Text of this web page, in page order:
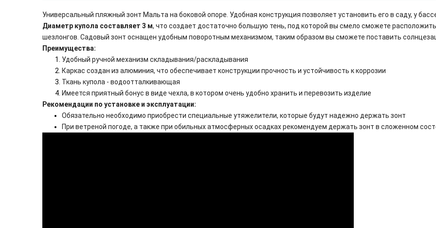
Универсальный пляжный зонт Мальта на боковой опоре. Удобная конструкция позволяет установить его в саду, у
Диаметр купола составляет 3 м, что создает достаточно большую тень, под которой вы смело сможете
шезлонгов. Садовый зонт оснащен удобным поворотным механизмом, таким образом вы сможете поставить
Преимущества:
Удобный ручной механизм складывания/раскладывания
Каркас создан из алюминия, что обеспечивает конструкции прочность и устойчивость к коррозии
Ткань купола - водоотталкивающая
Имеется приятный бонус в виде чехла, в котором очень удобно хранить и перевозить изделие
Рекомендации по установке и эксплуатации:
Обязательно необходимо приобрести специальные утяжелители, которые будут надежно держать зонт
При ветреной погоде, а также при обильных атмосферных осадках рекомендуем держать зонт в сложенном